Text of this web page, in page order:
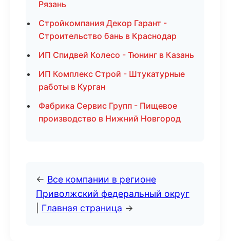
Рязань
Стройкомпания Декор Гарант -
Строительство бань в Краснодар
ИП Спидвей Колесо - Тюнинг в Казань
ИП Комплекс Строй - Штукатурные
работы в Курган
Фабрика Сервис Групп - Пищевое
производство в Нижний Новгород
← Все компании в регионе
Приволжский федеральный округ
Главная страница →